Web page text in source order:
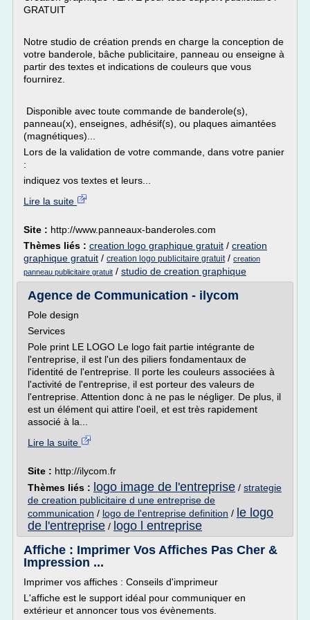
GRATUIT
Notre studio de création prends en charge la conception de
votre banderole, bâche publicitaire, panneau ou enseigne à
partir des textes et indications de couleurs que vous
fournirez.
Disponible avec toute commande de banderole(s),
panneau(x), enseignes, adhésif(s), ou plaques aimantées
(magnétiques)...
Lors de la validation de votre commande, dans votre panier
:
indiquez vos textes et leurs...
Lire la suite
Site : http://www.panneaux-banderoles.com
Thèmes liés : creation logo graphique gratuit / creation
graphique gratuit / creation logo publicitaire gratuit/ creation
panneau publicitaire gratuit / studio de creation graphique
Agence de Communication - ilycom
Pole design
Services
Pole print LE LOGO Le logo fait partie intégrante de
l'entreprise, il est l'un des piliers fondamentaux de
l'identité de l'entreprise. Il porte les couleurs associées à
l'activité de l'entreprise, il est porteur des valeurs de
l'entreprise. Attention donc à ne pas le négliger. De plus, il
est un élément qui attire l'oeil, et est très rapidement
associé à la...
Lire la suite
Site : http://ilycom.fr
Thèmes liés : logo image de l'entreprise / strategie
de creation publicitaire d une entreprise de
communication / logo de l'entreprise definition / le logo
de l'entreprise / logo l entreprise
Affiche : Imprimer Vos Affiches Pas Cher &
Impression ...
Imprimer vos affiches : Conseils d'imprimeur
L'affiche est le support idéal pour communiquer en
extérieur et annoncer tous vos évènements.